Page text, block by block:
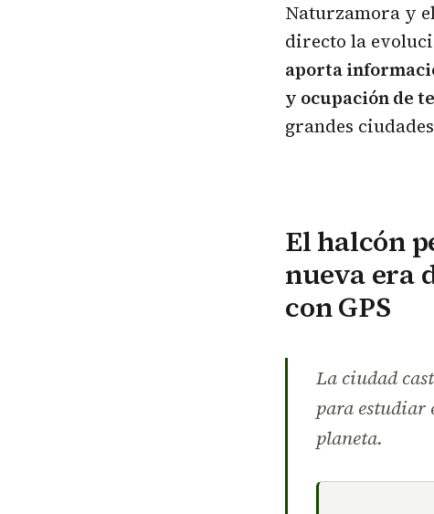
Naturzamora y
directo la
aporta
y ocupación de
grandes
Elhalcón
nueva era
con GPS
La ciudad
para estudiar
planeta.